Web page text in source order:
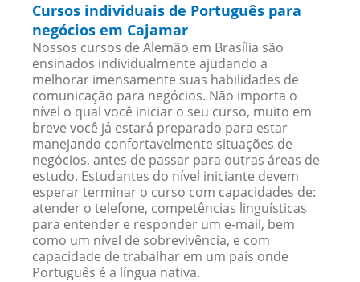
Cursos individuais de Português para
negócios em Cajamar
Nossos cursos de Alemão em Brasília são
ensinados individualmente ajudando a
melhorar imensamente suas habilidades de
comunicação para negócios. Não importa o
nível o qual você iniciar o seu curso, muito em
breve você já estará preparado para estar
manejando confortavelmente situações de
negócios, antes de passar para outras áreas de
estudo. Estudantes do nível iniciante devem
esperar terminar o curso com capacidades de:
atender o telefone, competências linguísticas
para entender e responder um e-mail, bem
como um nível de sobrevivência, e com
capacidade de trabalhar em um país onde
Português é a língua nativa.